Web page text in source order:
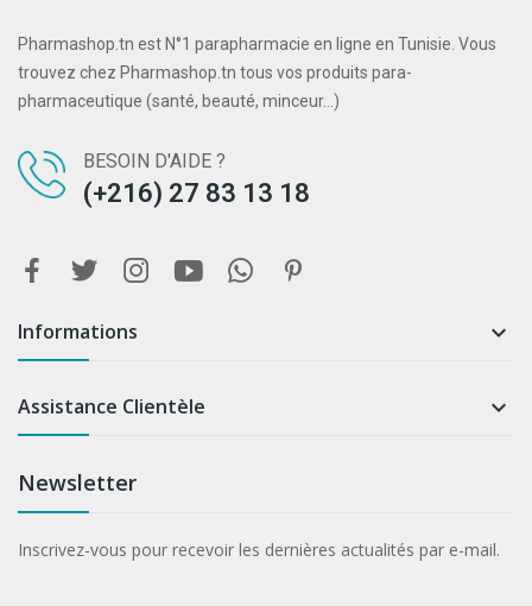
Pharmashop.tn est N°1 parapharmacie en ligne en Tunisie. Vous
trouvez chez Pharmashop.tn tous vos produits para-
pharmaceutique (santé, beauté, minceur...)
BESOIN D'AIDE ?
(+216) 27 83 13 18
Informations 
Assistance Clientèle 
Newsletter
Inscrivez-vous pour recevoir les dernières actualités par e-mail.